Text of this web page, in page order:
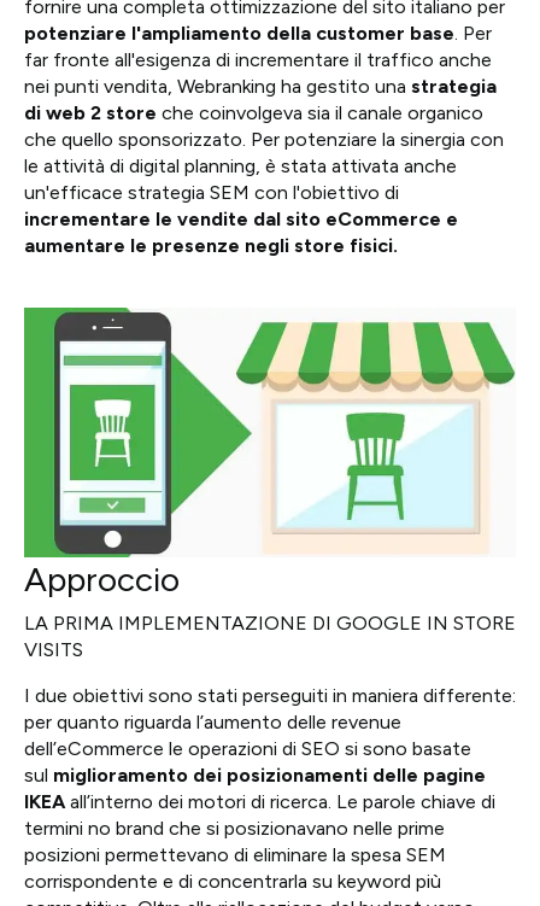
fornire una completa ottimizzazione del sito italiano per
potenziare l'ampliamento della customer base. Per
far fronte all'esigenza di incrementare il traffico anche
nei punti vendita, Webranking ha gestito una strategia
di web 2 store che coinvolgeva sia il canale organico
che quello sponsorizzato. Per potenziare la sinergia con
le attività di digital planning, è stata attivata anche
un'efficace strategia SEM con l'obiettivo di
incrementare le vendite dal sito eCommerce e
aumentare le presenze negli store fisici.
Approccio
LA PRIMA IMPLEMENTAZIONE DI GOOGLE IN STORE
VISITS
I due obiettivi sono stati perseguiti in maniera differente:
per quanto riguarda l’aumento delle revenue
dell’eCommerce le operazioni di SEO si sono basate
sul miglioramento dei posizionamenti delle pagine
IKEAall’interno dei motori di ricerca. Le parole chiave di
termini no brand che si posizionavano nelle prime
posizioni permettevano di eliminare la spesa SEM
corrispondente e di concentrarla su keyword più